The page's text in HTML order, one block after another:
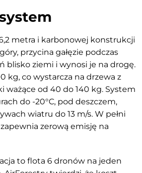
metra i karbonowej konstrukcji
przycina gałęzie podczas
blisko ziemi i wynosi je na drogę.
kg, co wystarcza na drzewa z
ważące od 40 do 140 kg. System
do -20°C, pod deszczem,
wiatru do 13 m/s. W pełni
zerową emisję na
to flota 6 dronów na jeden